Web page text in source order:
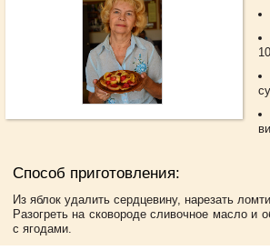
Способ приготовления:
Из яблок удалить сердцевину, нарезать
Разогреть на сковороде сливочное масло и
с ягодами.